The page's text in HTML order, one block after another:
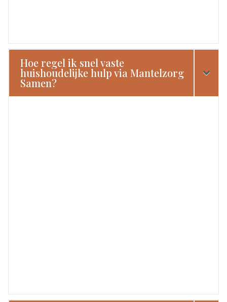
Hoe regel ik snel vaste
huishoudelijke hulp via Mantelzorg
Samen?